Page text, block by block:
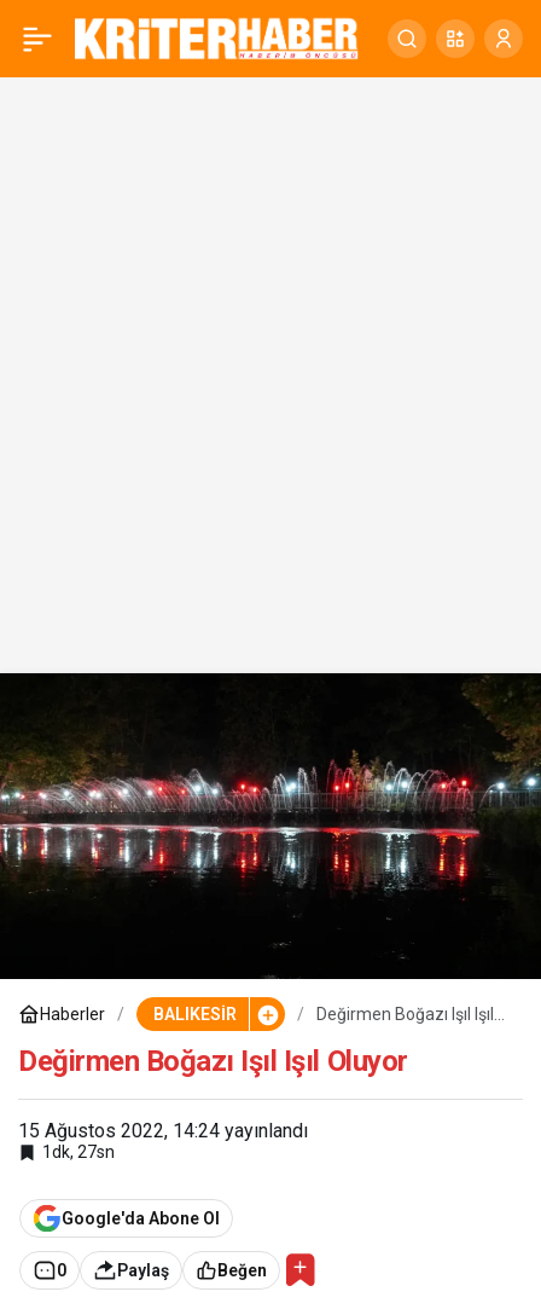
Haberler BALIKESİR
Değirmen Boğazı Işıl Işıl
Değirmen Boğazı Işıl Işıl Oluyor
15 Ağustos 2022, 14:24 yayınlandı
1dk, 27sn
Google'da Abone Ol
0 Paylaş Beğen
Değirmen Boğazı Işıl Işıl 0